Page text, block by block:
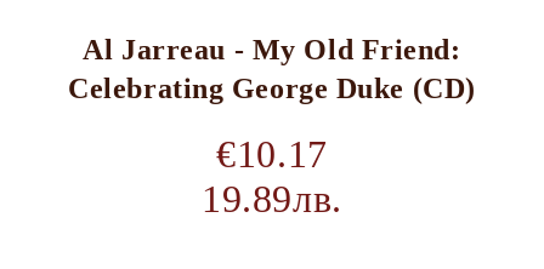
Al Jarreau - My Old Friend:
Celebrating George Duke (CD)
€10.17
19.89лв.